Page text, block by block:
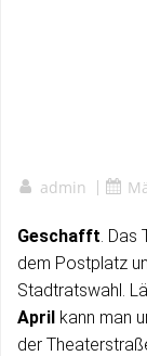
admin |
Geschafft. Das
dem Postplatz
Stadtratswahl.
April kann man
der